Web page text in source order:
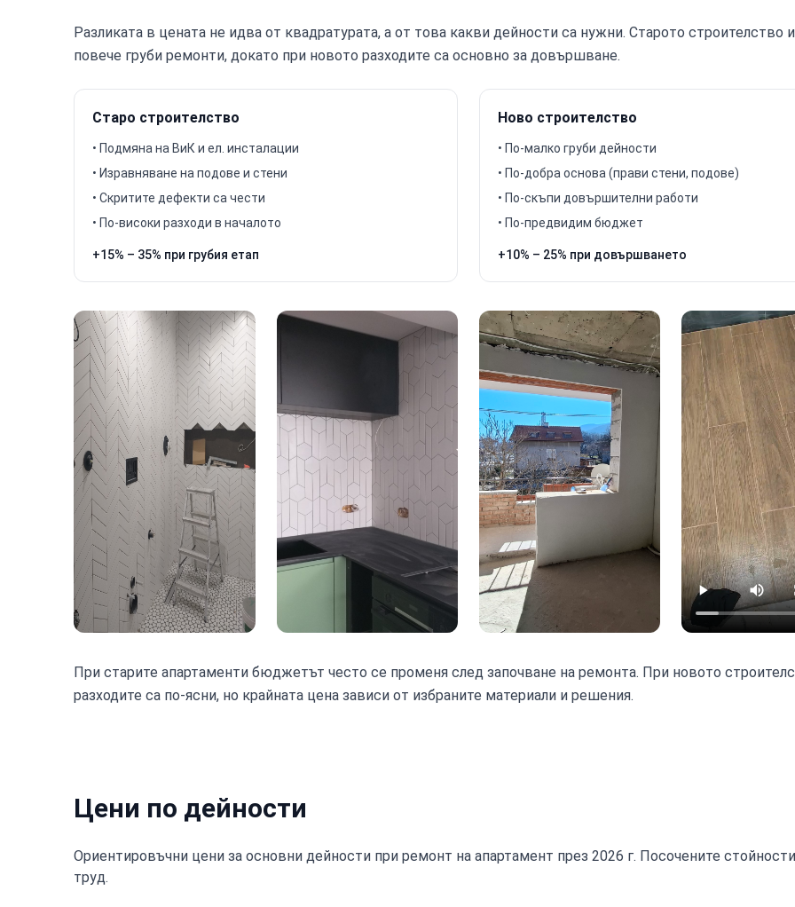
Разликата в цената не идва от квадратурата, а от това какви дейности са нужни. Старото строителство
повече груби ремонти, докато при новото разходите са основно за довършване.
Старо строителство
• Подмяна на ВиК и ел. инсталации
• Изравняване на подове и стени
• Скритите дефекти са чести
• По-високи разходи в началото
+15% – 35% при грубия етап
Ново строителство
• По-малко груби дейности
• По-добра основа (прави стени, подове)
• По-скъпи довършителни работи
• По-предвидим бюджет
+10% – 25% при довършването
При старите апартаменти бюджетът често се променя след започване на ремонта. При новото
разходите са по-ясни, но крайната цена зависи от избраните материали и решения.
Цени по дейности
Ориентировъчни цени за основни дейности при ремонт на апартамент през 2026 г. Посочените
труд.